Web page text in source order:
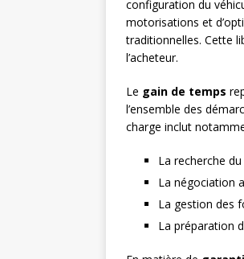
configuration du
motorisations et
traditionnelles. Cette
l’acheteur.
Le gain de temps
l’ensemble des
charge inclut
La recherche
La négociation
La gestion des
La préparation